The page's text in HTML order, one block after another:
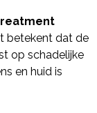
betekent dat de
op schadelijke
en huid is